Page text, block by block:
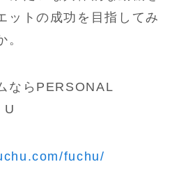
ットの成功を目指してみ
。
ならPERSONAL
U
fuchu/